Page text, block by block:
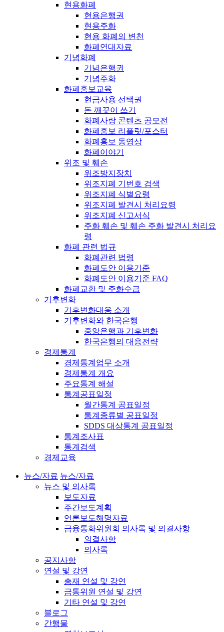
현용화폐
현용은행권
현용주화
현용 화폐의 변천
화폐연대자료
기념화폐
기념은행권
기념주화
화폐홍보교육
현금사용 선택권
돈 깨끗이 쓰기
화폐사랑 콘텐츠 공모전
화폐홍보 리플릿/포스터
화폐홍보 동영상
화폐이야기
위조 및 훼손
위조방지장치
위조지폐 기번호 검색
위조지폐 식별요령
위조지폐 발견시 처리요령
위조지폐 신고서식
주화 훼손 및 훼손 주화 발견시 처리요
령
화폐 관련 법규
화폐관련 법령
화폐도안 이용기준
화폐도안 이용기준 FAQ
화폐교환 및 주화수급
기후변화
기후변화대응 소개
기후변화와 한국은행
중앙은행과 기후변화
한국은행의 대응전략
경제통계
경제통계업무 소개
경제통계 개요
주요통계 해설
통계공표일정
월간통계 공표일정
통계종류별 공표일정
SDDS 대상통계 공표일정
통계조사표
통계검색
경제교육
뉴스/자료 뉴스/자료
뉴스 및 의사록
보도자료
주간보도계획
언론보도해명자료
금융통화위원회 의사록 및 의결사항
의결사항
의사록
공지사항
연설 및 강연
총재 연설 및 강연
금통위원 연설 및 강연
기타 연설 및 강연
블로그
간행물